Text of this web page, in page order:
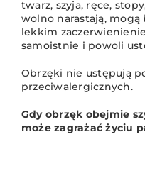
twarz, szyja, ręce,
wolno narastają, mogą
lekkim
samoistnie i powoli
Obrzęki nie ustępują
przeciwalergicznych.
Gdy obrzęk obejmie
może zagrażać życiu